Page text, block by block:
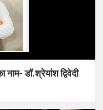
डॉ.श्रेयांश द्विवेदी